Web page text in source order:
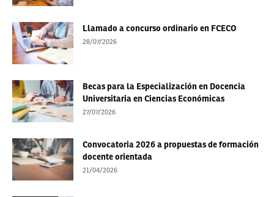
Llamado a concurso ordinario en FCECO
28/07/2026
Becas para la Especialización en Docencia
Universitaria en Ciencias Económicas
27/07/2026
Convocatoria 2026 a propuestas de formación
docente orientada
21/04/2026